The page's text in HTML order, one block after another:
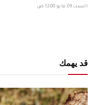
السبت 09 مايو 12:00 ص
قد يهمك